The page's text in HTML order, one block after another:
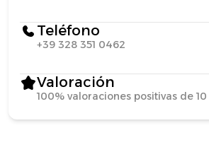
Teléfono
+39 328 351 0462
Valoración
100% valoraciones positivas de